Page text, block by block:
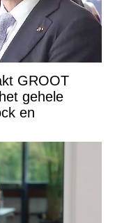
GROOT
gehele
en